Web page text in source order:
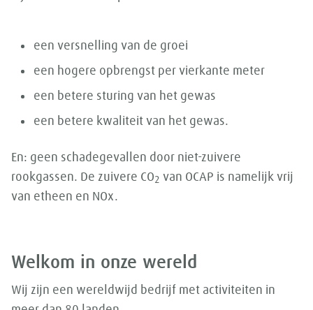
een versnelling van de groei
een hogere opbrengst per vierkante meter
een betere sturing van het gewas
een betere kwaliteit van het gewas.
En: geen schadegevallen door niet-zuivere
rookgassen. De zuivere CO2 van OCAP is namelijk vrij
van etheen en NOx.
Welkom in onze wereld
Wij zijn een wereldwijd bedrijf met activiteiten in